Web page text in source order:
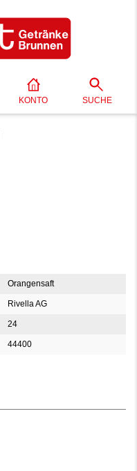
KONTO SUCHE
Orangensaft
Rivella AG
24
44400